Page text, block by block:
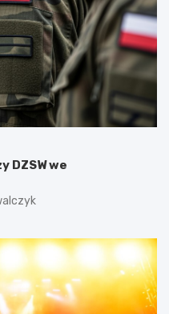
DZSW we